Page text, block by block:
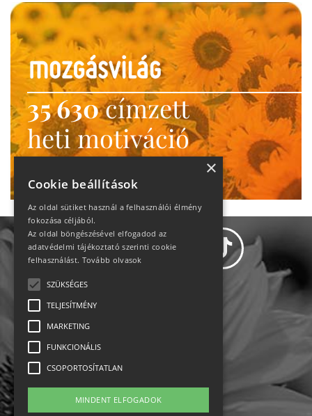
35 630címzett
heti motiváció
Ne maradj le!
Impresszum-kapcsolat
Jogi nyilatkozat
×
Cookie beállítások
Az oldal sütiket használ a felhasználói élmény
fokozása céljából.
Az oldal böngészésével elfogadod az
adatvédelmi tájékoztató szerinti cookie
felhasználást. Tovább olvasok
SZÜKSÉGES
TELJESÍTMÉNY
MARKETING
FUNKCIONÁLIS
CSOPORTOSÍTATLAN
MINDENT ELFOGADOK